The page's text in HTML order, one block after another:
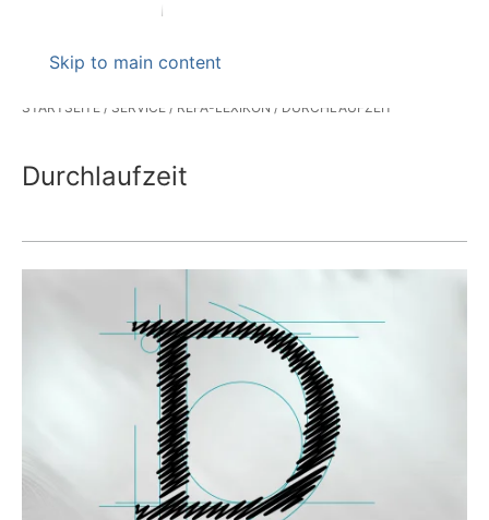
Skip to main content
STARTSEITE SERVICE REFA-LEXIKON DURCHLAUFZEIT
Durchlaufzeit